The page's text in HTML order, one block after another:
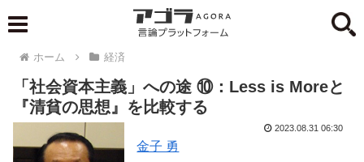
ホーム 経済
「社会資本主義」への途 ⑩：Less is Moreと
『清貧の思想』を比較する
金子 勇
2023.08.31 06:30